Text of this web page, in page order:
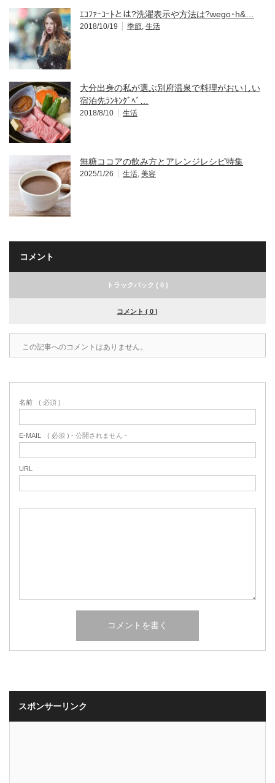
ｴｺﾌｧｰｺｰﾄとは?洗濯表示や方法は?wego･h&…
2018/10/19 季節 生活
大分出身の私が選ぶ別府温泉で料理がおいしい
宿泊先ﾗﾝｷﾝｸﾞﾍﾞ…
2018/8/10 生活
無糖ココアの飲み方とアレンジレシピ特集
2025/1/26 生活 美容
コメント
トラックバック ( 0 )
コメント ( 0 )
この記事へのコメントはありません。
名前 ( 必須 )
E-MAIL ( 必須 ) - 公開されません -
URL
スポンサーリンク